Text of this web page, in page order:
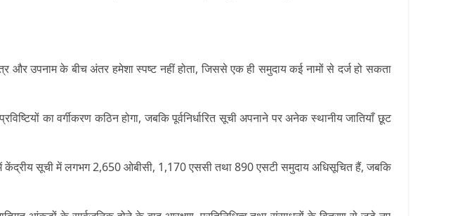
और उपनाम के बीच अंतर हमेशा स्पष्ट नहीं होता, जिससे एक ही समुदाय कई नामों से दर्ज हो सकता
का वर्गीकरण कठिन होगा, जबकि पूर्वनिर्धारित सूची अपनाने पर अनेक स्थानीय जातियाँ छूट
केंद्रीय सूची में लगभग 2,650 ओबीसी, 1,170 एससी तथा 890 एसटी समुदाय अधिसूचित हैं, जबकि